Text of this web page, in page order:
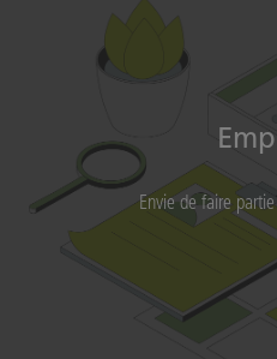
Envie de faire